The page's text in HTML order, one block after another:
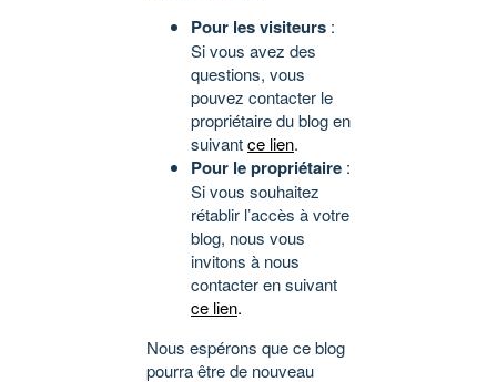
Pour les visiteurs :
Si vous avez des
questions, vous
pouvez contacter le
propriétaire du blog en
suivantce lien.
Pour le propriétaire :
Si vous souhaitez
rétablir l’accès à votre
blog, nous vous
invitons à nous
contacter en suivant
ce lien.
Nous espérons que ce blog
pourra être de nouveau